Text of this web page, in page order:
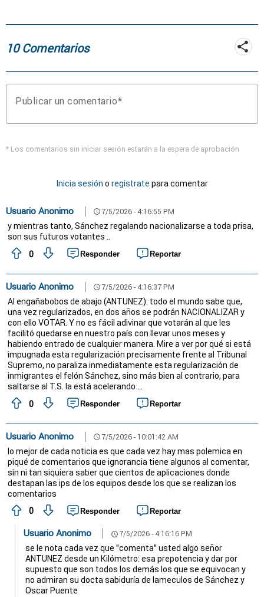
10 Comentarios
Publicar un comentario
* Los comentarios sin iniciar sesión estarán a la espera de aprobación
Inicia sesión o registrate para comentar
Usuario Anonimo schedule 7/5/2026 - 4:16:55 PM
y mientras tanto, Sánchez regalando nacionalizarse a toda prisa,
son sus futuros votantes ..
0
Responder Reportar
Usuario Anonimo schedule 7/5/2026 - 4:16:37 PM
Al engañabobos de abajo (ANTUNEZ): todo el mundo sabe que,
una vez regularizados, en dos años se podrán NACIONALIZAR y
con ello VOTAR. Y no es fácil adivinar que votarán al que les
facilitó quedarse en nuestro país con llevar unos meses y
habiendo entrado de cualquier manera. Mire a ver por qué si está
impugnada esta regularización precisamente frente al Tribunal
Supremo, no paraliza inmediatamente esta regularización de
inmigrantes el felón Sánchez, sino más bien al contrario, para
saltarse al T.S. la está acelerando ...
0
Responder Reportar
Usuario Anonimo schedule 7/5/2026 - 10:01:42 AM
lo mejor de cada noticia es que cada vez hay mas polemica en
piqué de comentarios que ignorancia tiene algunos al comentar,
sin ni tan siquiera saber que cientos de aplicaciones donde
destapan las ips de los equipos desde los que se realizan los
comentarios
0
Responder Reportar
Usuario Anonimo schedule 7/5/2026 - 4:16:16 PM
se le nota cada vez que "comenta" usted algo señor
ANTUNEZ desde un Kilómetro: esa prepotencia y dar por
supuesto que son todos los demás los que se equivocan y
no admiran su docta sabiduría de lameculos de Sánchez y
Oscar Puente